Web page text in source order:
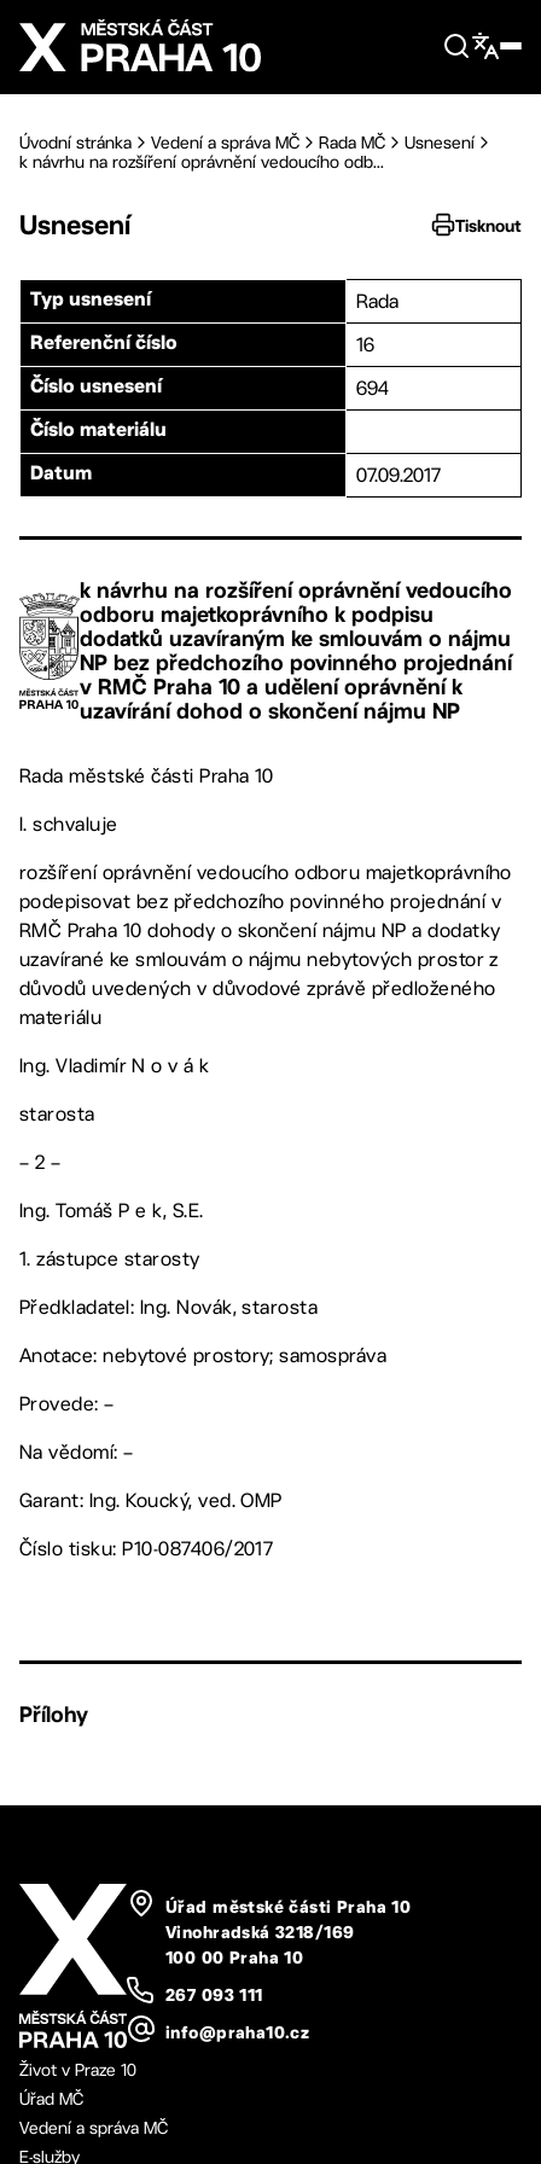
Přejít na hlavní obsah
Úvodní stránka Vedení a správa MČ Rada MČ
Usnesení
k návrhu na rozšíření oprávnění vedoucího odb...
Usnesení Tisknout
Typ usnesení Rada
Referenční číslo 16
Číslo usnesení 694
Číslo materiálu
Datum 07.09.2017
k návrhu na rozšíření oprávnění vedoucího
odboru majetkoprávního k podpisu
dodatků uzavíraným ke smlouvám o nájmu
NP bez předchozího povinného projednání
v RMČ Praha 10 a udělení oprávnění k
uzavírání dohod o skončení nájmu NP
Rada městské části Praha 10
I. schvaluje
rozšíření oprávnění vedoucího odboru majetkoprávního
podepisovat bez předchozího povinného projednání v
RMČ Praha 10 dohody o skončení nájmu NP a dodatky
uzavírané ke smlouvám o nájmu nebytových prostor z
důvodů uvedených v důvodové zprávě předloženého
materiálu
Ing. Vladimír N o v á k
starosta
– 2 –
Ing. Tomáš P e k, S.E.
1. zástupce starosty
Předkladatel: Ing. Novák, starosta
Anotace: nebytové prostory; samospráva
Provede: –
Na vědomí: –
Garant: Ing. Koucký, ved. OMP
Číslo tisku: P10-087406/2017
Přílohy
Úřad městské části Praha 10
Vinohradská 3218/169
100 00 Praha 10
267 093 111
info@praha10.cz
Život v Praze 10
Úřad MČ
Vedení a správa MČ
E-služby